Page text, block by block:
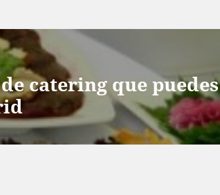
catering que puedes